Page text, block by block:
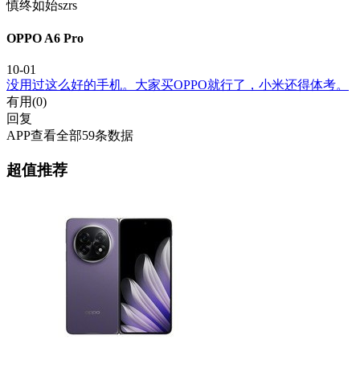
慎终如始szrs
OPPO A6 Pro
10-01
没用过这么好的手机。大家买OPPO就行了，小米还得体考。
有用(0)
回复
APP查看全部59条数据
超值推荐